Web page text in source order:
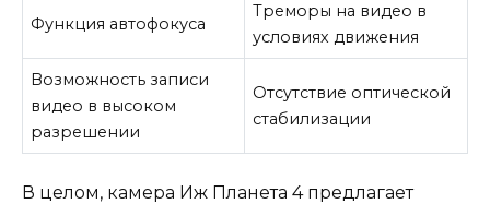
Функция автофокуса
Треморы на видео в
условиях движения
Возможность записи
видео в высоком
разрешении
Отсутствие оптической
стабилизации
В целом, камера Иж Планета 4 предлагает